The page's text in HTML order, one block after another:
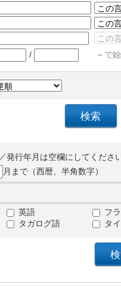
/ ～で
行年月は空欄にしてください
月まで（西暦、半角数字）
英語 フ
タガログ語 タ